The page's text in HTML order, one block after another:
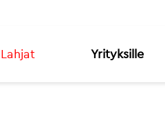
Lahjat Yrityksille